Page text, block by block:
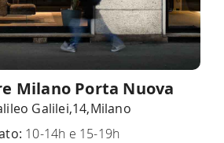
Milano Porta Nuova
Galilei,14,Milano
10-14h e 15-19h